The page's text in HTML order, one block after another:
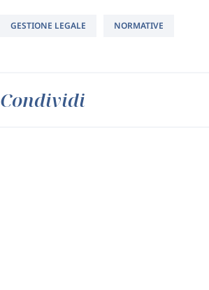
GESTIONE LEGALE NORMATIVE
Condividi